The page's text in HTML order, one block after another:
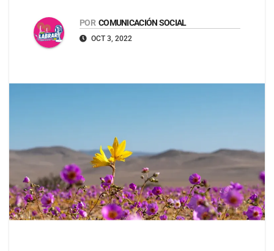
POR COMUNICACIÓN SOCIAL
OCT 3, 2022